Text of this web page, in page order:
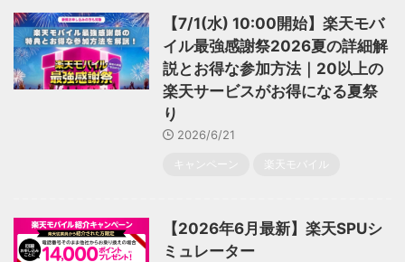
【7/1(水) 10:00開始】楽天モバ
イル最強感謝祭2026夏の詳細解
説とお得な参加方法｜20以上の
楽天サービスがお得になる夏祭
り
2026/6/21
キャンペーン 楽天モバイル
【2026年6月最新】楽天SPUシ
ミュレーター